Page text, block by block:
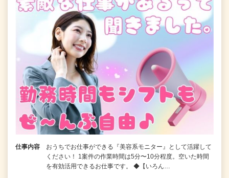
仕事内容
おうちでお仕事ができる『美容系モニター』として活躍して
ください！ 1案件の作業時間は5分〜10分程度。空いた時間
を有効活用できるお仕事です。 ◆【いろん…